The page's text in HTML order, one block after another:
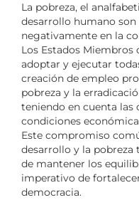
La pobreza, el
desarrollo humano
negativamente en la
Los Estados Miembros
adoptar y ejecutar
creación de empleo
pobreza y la
teniendo en cuenta las
condiciones
Este compromiso
desarrollo y la
de mantener los
imperativo de
democracia.